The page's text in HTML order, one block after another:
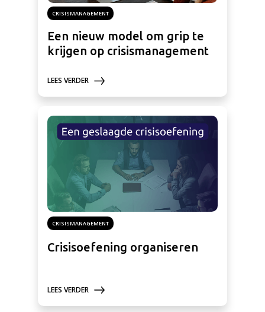
CRISISMANAGEMENT
Een nieuw model om grip te
krijgen op crisismanagement
LEES VERDER
CRISISMANAGEMENT
Crisisoefening organiseren
LEES VERDER